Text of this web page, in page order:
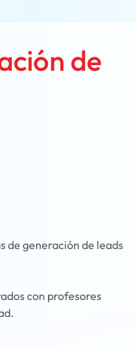
de
de generación de leads
con profesores